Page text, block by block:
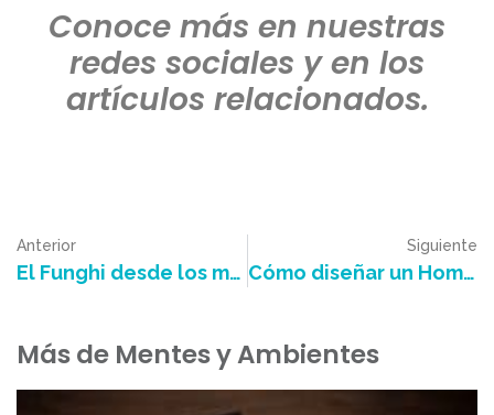
Conoce más en nuestras
redes sociales y en los
artículos relacionados.
Anterior
El Funghi desde los muebles y revestimientos
Siguiente
Cómo diseñar un Home Theater de ensueño
Más de Mentes y Ambientes